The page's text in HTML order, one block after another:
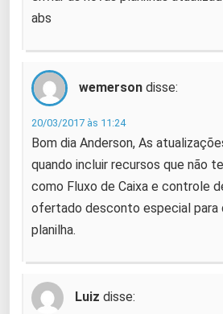
abs
wemerson disse:
20/03/2017 às 11:24
Bom dia Anderson, As
quando incluir recursos que não
como Fluxo de Caixa e controle
ofertado desconto especial para
planilha.
Luiz disse: